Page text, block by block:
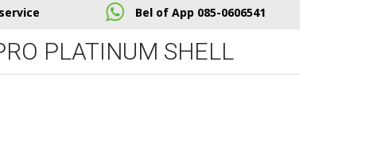
Bel of App 085-0606541
PLATINUM SHELL